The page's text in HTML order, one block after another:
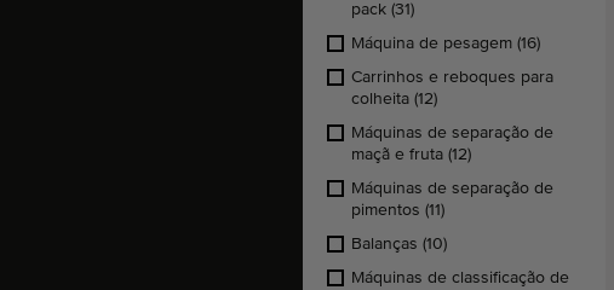
pack (31)
Máquina de pesagem (16)
Carrinhos e reboques para
colheita (12)
Máquinas de separação de
maçã e fruta (12)
Máquinas de separação de
pimentos (11)
Balanças (10)
Máquinas de classificação de